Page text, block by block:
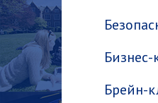
Бизнес-
Брейн-